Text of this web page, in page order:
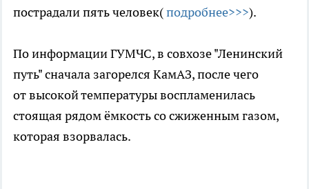
пострадали пять человек(подробнее>>>).
По информации ГУМЧС, в совхозе "Ленинский
путь" сначала загорелся КамАЗ, после чего
от высокой температуры воспламенилась
стоящая рядом ёмкость со сжиженным газом,
которая взорвалась.